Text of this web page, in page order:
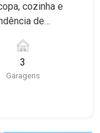
cozinha e
de
Portugal.
mercado
em Venda
3
Garagens